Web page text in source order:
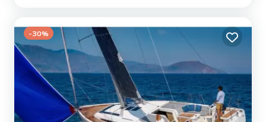
nejlepšími nabídkami.
-30%